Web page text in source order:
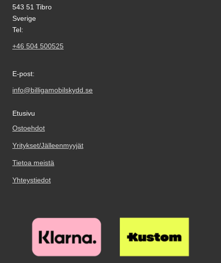
543 51 Tibro
Sverige
Tel:
+46 504 500525
E-post:
info@billigamobilskydd.se
Etusivu
Ostoehdot
Yritykset/Jälleenmyyjät
Tietoa meistä
Yhteystiedot